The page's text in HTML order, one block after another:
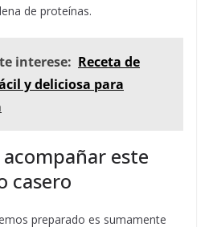
de proteínas.
interese: Receta de
y deliciosa para
este
casero
preparado es sumamente